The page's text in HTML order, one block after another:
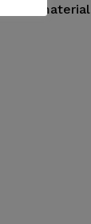
imaterial